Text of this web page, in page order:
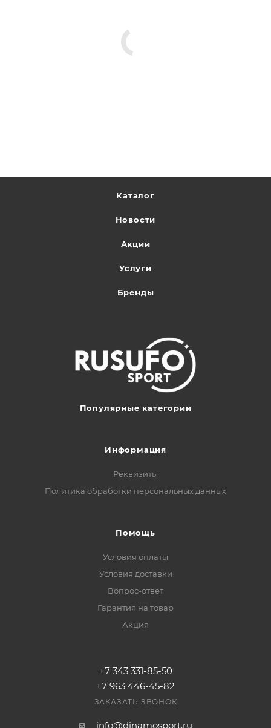
Каталог
Новости
Акции
Услуги
Бренды
Популярные категории
Информация
Реквизиты
Политика обработки персональных данных
Помощь
Условия оплаты
Условия доставки
Вопрос-ответ
Гарантия на товар
Акция
+7 343 331-85-50
+7 963 446-45-82
ЗАКАЗАТЬ ЗВОНОК
info@dinamosport.ru